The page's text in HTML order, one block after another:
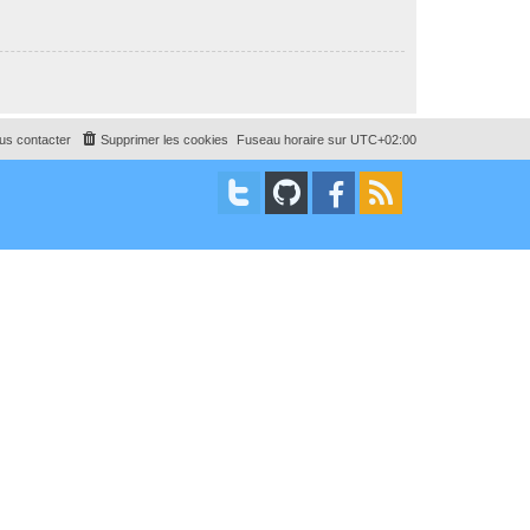
Fuseau horaire sur UTC+02:00
Supprimer les cookies
contacter